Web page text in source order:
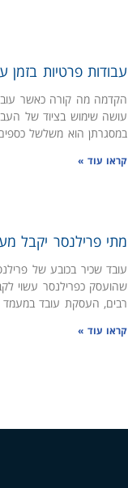
עבודות פרטיות בזמן
הקדמה מה קורה כאשר
עושה שימוש בציוד של
במסגרתן הוא משלשל כספים
קראו עוד »
מתי פרילנסר יקבל
עובד שכיר בכובע של
שהועסק כפרילנסר עשוי
רבים, העסקת עובד במעמד
קראו עוד »